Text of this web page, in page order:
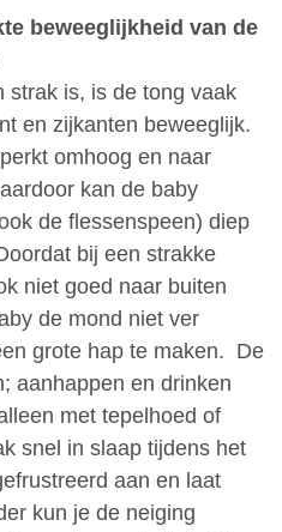
beweeglijkheid van de
strak is, is de tong vaak
en zijkanten beweeglijk.
omhoog en naar
kan de baby
de flessenspeen) diep
bij een strakke
niet goed naar buiten
de mond niet ver
grote hap te maken. De
aanhappen en drinken
met tepelhoed of
snel in slaap tijdens het
aan en laat
kun je de neiging